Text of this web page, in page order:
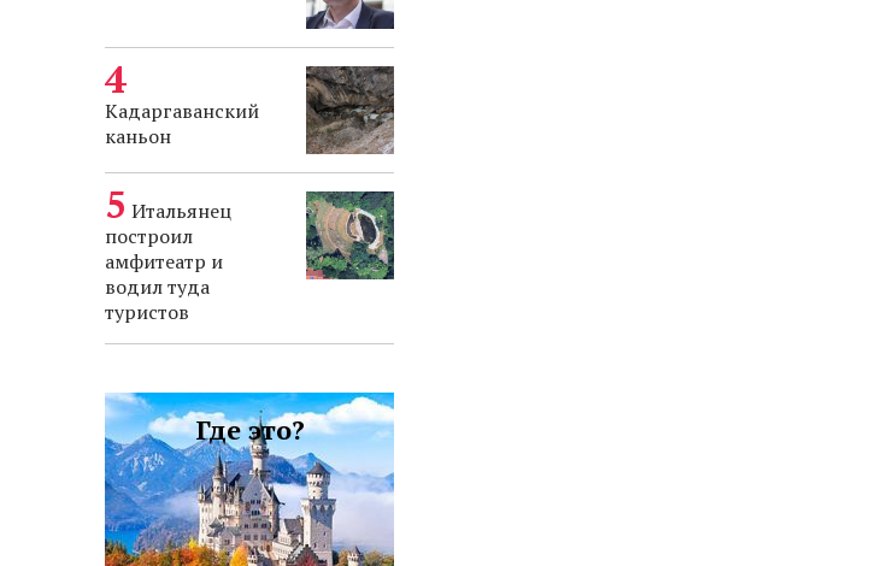
Кадаргаванский
каньон
Итальянец
построил
амфитеатр и
водил туда
туристов
Где это?